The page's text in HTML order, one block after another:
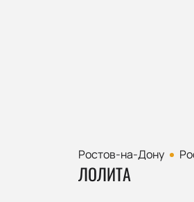
Ростов-на-Дону
ЛОЛИТА